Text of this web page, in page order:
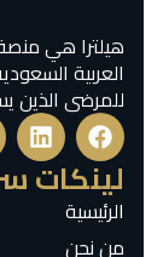
هيلترا هي
العربية
للمرضى الذين
لينكات
الرئيسية
من نحن